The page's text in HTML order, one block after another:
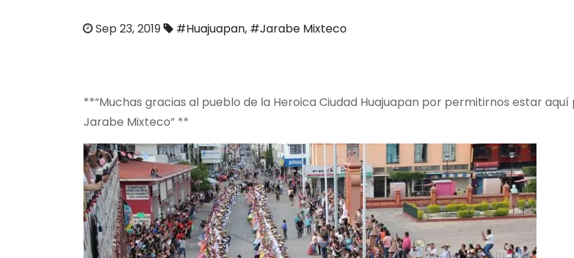
Sep 23, 2019 #Huajuapan, #Jarabe Mixteco
**“Muchas gracias al pueblo de la Heroica Ciudad Huajuapan por permitirnos estar
Jarabe Mixteco” **